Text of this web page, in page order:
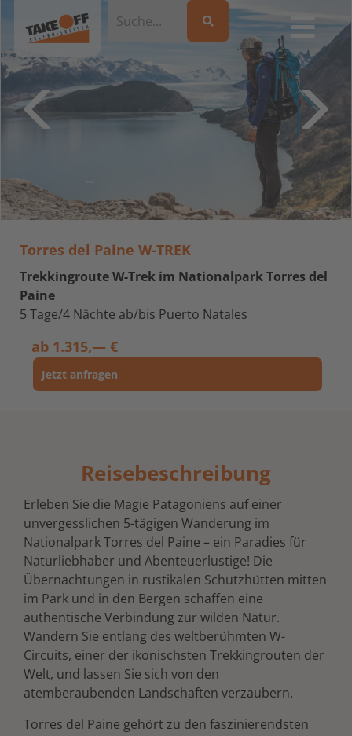
Torres del Paine W-TREK
Trekkingroute W-Trek im Nationalpark Torres del
Paine
5 Tage/4 Nächte ab/bis Puerto Natales
ab 1.315,— €
Jetzt anfragen
Reisebeschreibung
Erleben Sie die Magie Patagoniens auf einer
unvergesslichen 5-tägigen Wanderung im
Nationalpark Torres del Paine – ein Paradies für
Naturliebhaber und Abenteuerlustige! Die
Übernachtungen in rustikalen Schutzhütten mitten
im Park und in den Bergen schaffen eine
authentische Verbindung zur wilden Natur.
Wandern Sie entlang des weltberühmten W-
Circuits, einer der ikonischsten Trekkingrouten der
Welt, und lassen Sie sich von den
atemberaubenden Landschaften verzaubern.
Torres del Paine gehört zu den faszinierendsten